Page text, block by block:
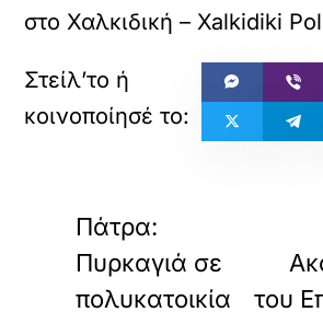
στοΧαλκιδική – Xalkidiki
Πάτρα:
Πυρκαγιά σε
πολυκατοικία
του